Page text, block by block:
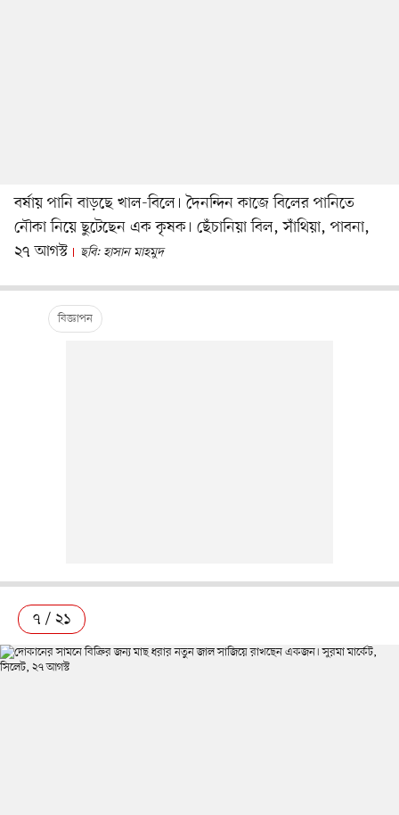
বর্ষায় পানি বাড়ছে খাল-বিলে। দৈনন্দিন কাজে বিলের পানিতে
নৌকা নিয়ে ছুটেছেন এক কৃষক। ছেঁচানিয়া বিল, সাঁথিয়া, পাবনা,
২৭ আগস্ট
ছবি: হাসান মাহমুদ
৭ / ২১